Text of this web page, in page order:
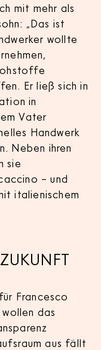
mit mehr als
„Das ist
wollte
Er ließ sich in
in
Vater
Handwerk
Neben ihren
sie
– und
italienischem
Francesco
das
aus fällt